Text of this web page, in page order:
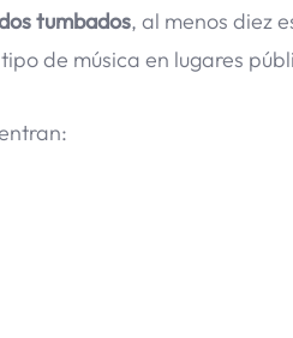
tumbados, al menos diez
de música en lugares